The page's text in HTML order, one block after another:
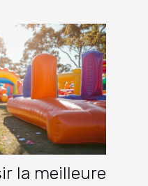
la meilleure